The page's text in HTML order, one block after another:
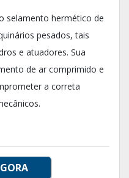
selamento hermético de
pesados, tais
e atuadores. Sua
de ar comprimido e
a correta